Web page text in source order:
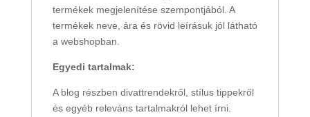
termékek megjelenítése szempontjából. A
termékek neve, ára és rövid leírásuk jól látható
a webshopban.
Egyedi tartalmak:
A blog részben divattrendekről, stílus tippekről
és egyéb releváns tartalmakról lehet írni.